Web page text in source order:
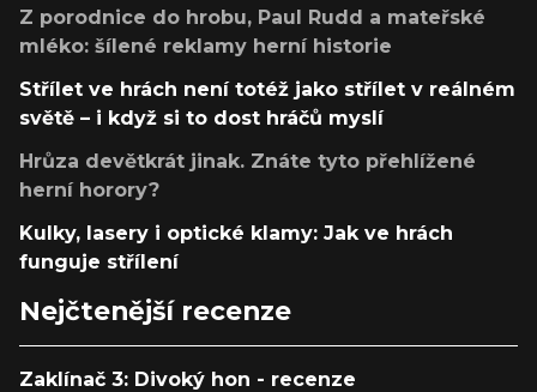
Z porodnice do hrobu, Paul Rudd a mateřské
mléko: šílené reklamy herní historie
Střílet ve hrách není totéž jako střílet v reálném
světě – i když si to dost hráčů myslí
Hrůza devětkrát jinak. Znáte tyto přehlížené
herní horory?
Kulky, lasery i optické klamy: Jak ve hrách
funguje střílení
Nejčtenější recenze
Zaklínač 3: Divoký hon - recenze